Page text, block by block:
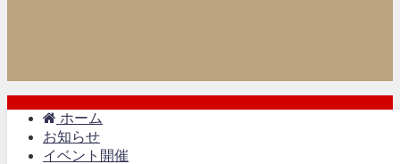
ホーム
お知らせ
イベント開催